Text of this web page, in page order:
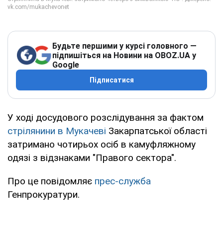
Будьте першими у курсі головного —
підпишіться на Новини на OBOZ.UA у
Google
Підписатися
У ході досудового розслідування за фактом
стрілянини в Мукачеві Закарпатської області
затримано чотирьох осіб в камуфляжному
одязі з відзнаками "Правого сектора".
Про це повідомляє прес-служба
Генпрокуратури.